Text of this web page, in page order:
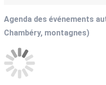
Agenda des événements
Chambéry, montagnes)